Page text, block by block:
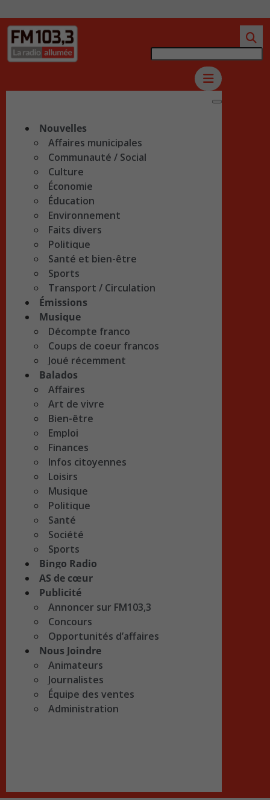
Nouvelles
Affaires municipales
Communauté / Social
Culture
Économie
Éducation
Environnement
Faits divers
Politique
Santé et bien-être
Sports
Transport / Circulation
Émissions
Musique
Décompte franco
Coups de coeur francos
Joué récemment
Balados
Affaires
Art de vivre
Bien-être
Emploi
Finances
Infos citoyennes
Loisirs
Musique
Politique
Santé
Société
Sports
Bingo Radio
AS de cœur
Publicité
Annoncer sur FM103,3
Concours
Opportunités d’affaires
Nous Joindre
Animateurs
Journalistes
Équipe des ventes
Administration